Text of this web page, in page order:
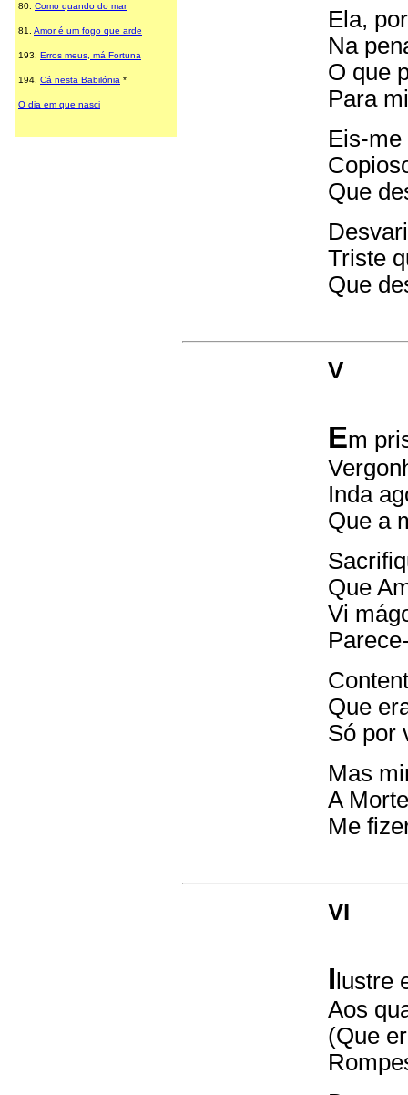
80 Como quando do mar
81. Amor é um fogo que arde
193. Erros meus, má Fortuna
194. Cá nesta Babilónia *
O dia em que nasci
Ela,
Na
O que
Para
Eis-
Que
Triste
Que
V
Em
Inda
Que a
Que
Vi
Que
Só por
Mas
A
Me
VI
I lustre
Aos
(Que